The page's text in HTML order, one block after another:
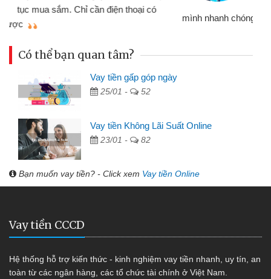
đã giải quyết được công việc của
Có thể bạn quan tâm?
Vay tiền gấp góp ngày
25/01 - 52
Vay tiền Không Lãi Suất Online
23/01 - 82
Bạn muốn vay tiền? - Click xem Vay tiền Online
Vay tiền CCCD
Hệ thống hỗ trợ kiến thức - kinh nghiệm vay tiền nhanh, uy tín, an
toàn từ các ngân hàng, các tổ chức tài chính ở Việt Nam.